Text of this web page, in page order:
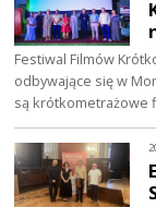
Festiwal Filmów
odbywające się w
są krótkometrażowe